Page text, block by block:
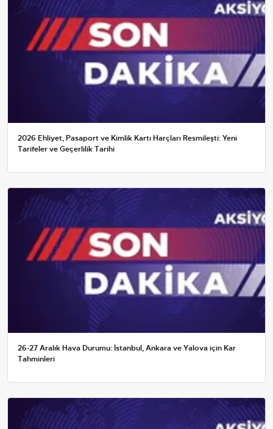
2026 Ehliyet, Pasaport ve Kimlik Kartı Harçları Resmileşti: Yeni
Tarifeler ve Geçerlilik Tarihi
26-27 Aralık Hava Durumu: İstanbul, Ankara ve Yalova için Kar
Tahminleri